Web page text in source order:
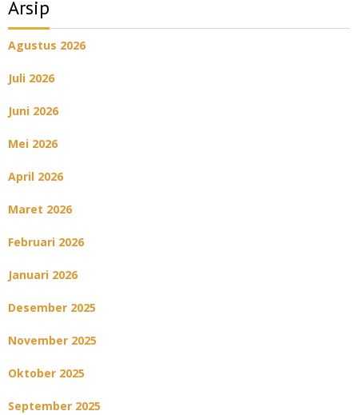
Arsip
Agustus 2026
Juli 2026
Juni 2026
Mei 2026
April 2026
Maret 2026
Februari 2026
Januari 2026
Desember 2025
November 2025
Oktober 2025
September 2025